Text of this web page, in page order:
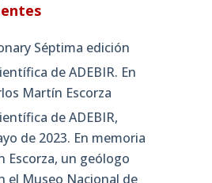
Séptima edición
de ADEBIR. En
Martín Escorza
de ADEBIR,
de 2023. En memoria
Escorza, un geólogo
el Museo Nacional de